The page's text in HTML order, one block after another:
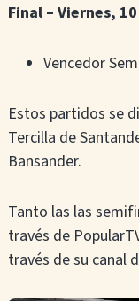
Final – Viernes,
Vencedor
Estos partidos se
Tercilla de
Bansander.
Tanto las las
través de
través de su canal